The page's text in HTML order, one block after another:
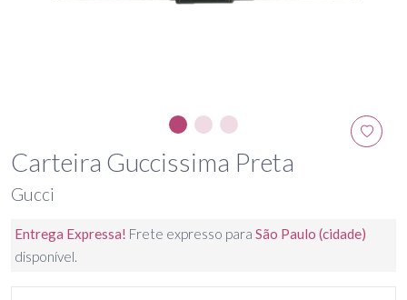
Carteira Guccissima Preta
Gucci
Entrega Expressa! Frete expresso para São Paulo (cidade)
disponível.